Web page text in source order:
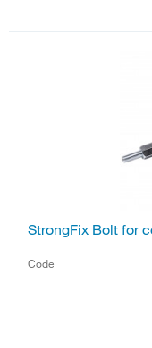
StrongFix Bolt for
Code